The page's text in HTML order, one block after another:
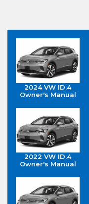
2024 VW ID.4
Owner's Manual
2022 VW ID.4
Owner's Manual